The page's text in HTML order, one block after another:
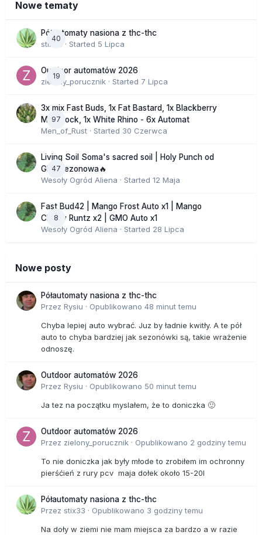
Nowe tematy
40
Półautomaty nasiona z thc-thc
stix33 · Started 5 Lipca
19
Outdoor automatów 2026
zielony_porucznik · Started 7 Lipca
97
3x mix Fast Buds, 1x Fat Bastard, 1x Blackberry
Moonrock, 1x White Rhino - 6x Automat
Men_of_Rust · Started 30 Czerwca
47
Living Soil Soma's sacred soil | Holy Punch od
GHS sezonowa🔥
Wesoły Ogród Aliena · Started 12 Maja
8
Fast Bud42 | Mango Frost Auto x1 | Mango
Cherry Runtz x2 | GMO Auto x1
Wesoły Ogród Aliena · Started 28 Lipca
Nowe posty
Półautomaty nasiona z thc-thc
Przez Rysiu · Opublikowano 48 minut temu
Chyba lepiej auto wybrać. Juz by ładnie kwitły. A te pół
auto to chyba bardziej jak sezonówki są, takie wrażenie
odnoszę.
Outdoor automatów 2026
Przez Rysiu · Opublikowano 50 minut temu
Ja tez na początku myslałem, że to doniczka 🙂
Outdoor automatów 2026
Przez zielony_porucznik · Opublikowano 2 godziny temu
To nie doniczka jak były młode to zrobiłem im ochronny
pierśćień z rury pcv maja dołek około 15-20l
Półautomaty nasiona z thc-thc
Przez stix33 · Opublikowano 3 godziny temu
Na doły w ziemi nie mam miejsca za bardzo a w razie